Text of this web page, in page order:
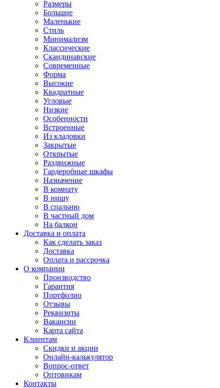
Размеры
Большие
Маленькие
Стиль
Минимализм
Классические
Скандинавские
Современные
Форма
Высокие
Квадратные
Угловые
Низкие
Особенности
Встроенные
Из кладовки
Закрытые
Открытые
Раздвижные
Гардеробные шкафы
Назначение
В комнату
В нишу
В спальню
В частный дом
На балкон
Доставка и оплата
Как сделать заказ
Доставка
Оплата и рассрочка
О компании
Производство
Гарантия
Портфолио
Отзывы
Реквизиты
Вакансии
Карта сайта
Клиентам
Скидки и акции
Онлайн-калькулятор
Вопрос-ответ
Оптовикам
Контакты